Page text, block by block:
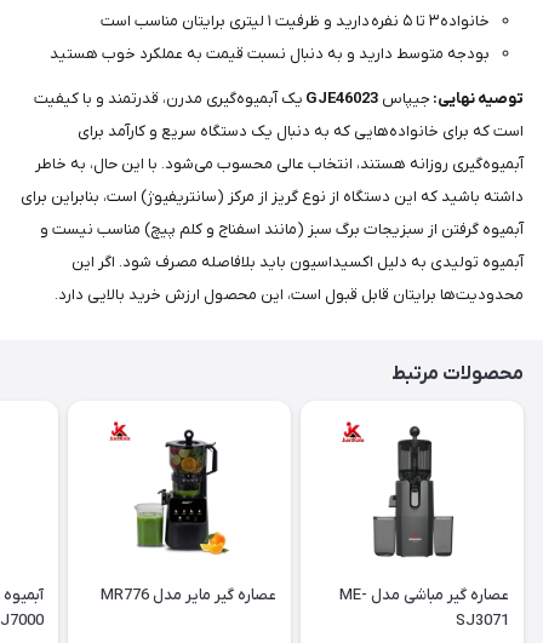
خانواده ۳ تا ۵ نفره دارید و ظرفیت ۱ لیتری برایتان مناسب است
بودجه متوسط دارید و به دنبال نسبت قیمت به عملکرد خوب هستید
توصیه نهایی: جیپاس GJE46023 یک آبمیوه‌گیری مدرن، قدرتمند و با کیفیت
است که برای خانواده‌هایی که به دنبال یک دستگاه سریع و کارآمد برای
آبمیوه‌گیری روزانه هستند، انتخاب عالی محسوب می‌شود. با این حال، به خاطر
داشته باشید که این دستگاه از نوع گریز از مرکز (سانتریفیوژ) است، بنابراین برای
آبمیوه گرفتن از سبزیجات برگ سبز (مانند اسفناج و کلم پیچ) مناسب نیست و
آبمیوه تولیدی به دلیل اکسیداسیون باید بلافاصله مصرف شود. اگر این
محدودیت‌ها برایتان قابل قبول است، این محصول ارزش خرید بالایی دارد.
محصولات مرتبط
عصاره گیر مباشی مدل ME-
SJ3071
عصاره گیر مایر مدل MR776